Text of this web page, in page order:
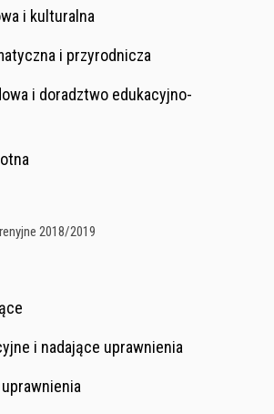
i kulturalna
i przyrodnicza
i doradztwo edukacyjno-
2018/2019
i nadające uprawnienia